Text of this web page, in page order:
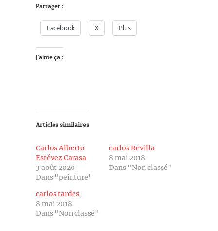
Partager :
Facebook X Plus
J’aime ça :
Articles similaires
Carlos Alberto
Estévez Carasa
3 août 2020
Dans "peinture"
carlos Revilla
8 mai 2018
Dans "Non classé"
carlos tardes
8 mai 2018
Dans "Non classé"